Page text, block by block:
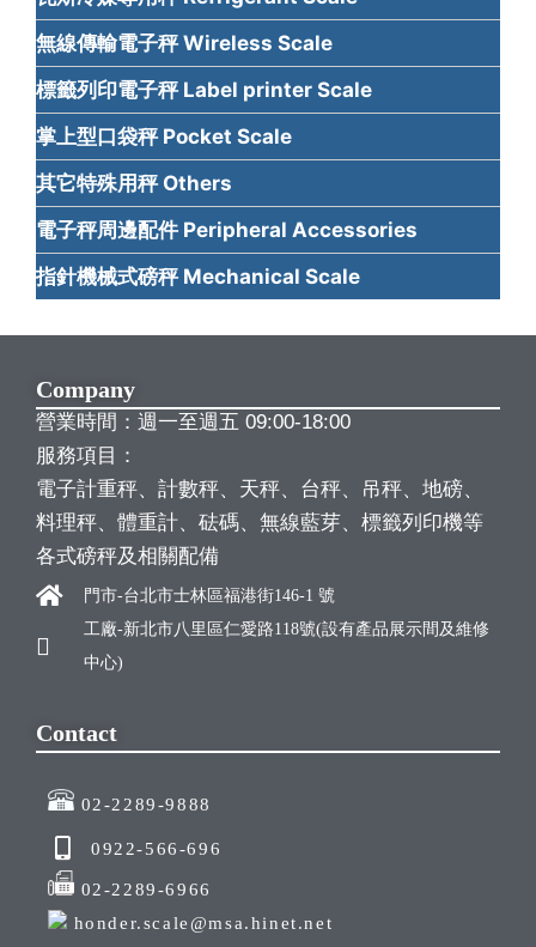
無線傳輸電子秤 Wireless Scale
標籤列印電子秤 Label printer Scale
掌上型口袋秤 Pocket Scale
其它特殊用秤 Others
電子秤周邊配件 Peripheral Accessories
指針機械式磅秤 Mechanical Scale
Company
營業時間：週一至週五 09:00-18:00
服務項目：
電子計重秤、計數秤、天秤、台秤、吊秤、地磅、
料理秤、體重計、砝碼、無線藍芽、標籤列印機等
各式磅秤及相關配備
門市-台北市士林區福港街146-1 號
工廠-新北市八里區仁愛路118號(設有產品展示間及維修
中心)
Contact
02-2289-9888
0922-566-696
02-2289-6966
honder.scale@msa.hinet.net